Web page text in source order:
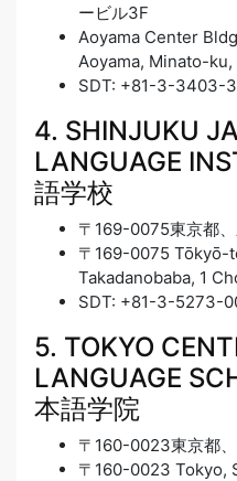
ービル3F
Aoyama Center
Aoyama, Minato-
SDT: +81-3-3403-
4. SHINJUKU
LANGUAGE
語学校
〒169-0075東京都
〒169-0075 Tōkyō-
Takadanobaba, 1
SDT: +81-3-5273-
5. TOKYO
LANGUAGE
本語学院
〒160-0023東京都
〒160-0023 Tokyo,